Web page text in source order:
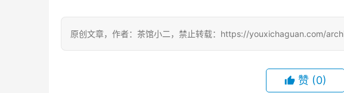
原创文章，作者：茶馆小二，禁止转载：https://youxichaguan.com/
赞 (0)